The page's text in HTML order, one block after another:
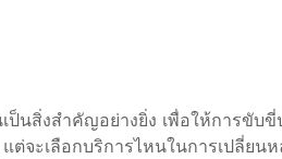
นสิ่งสำคัญอย่างยิ่ง เพื่อให้การขับ
ต่จะเลือกบริการไหนในการเปลี่